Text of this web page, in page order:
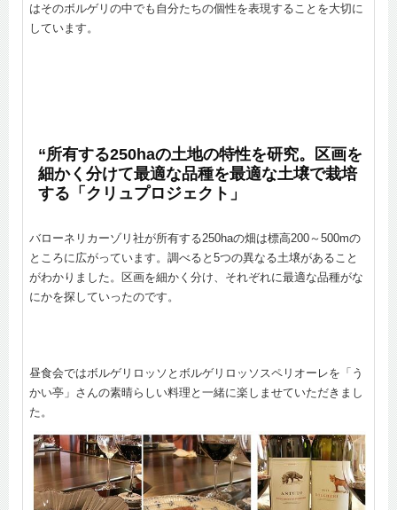
はそのボルゲリの中でも自分たちの個性を表現することを大切に
しています。
“所有する250haの土地の特性を研究。区画を
細かく分けて最適な品種を最適な土壌で栽培
する「クリュプロジェクト」
バローネリカーゾリ社が所有する250haの畑は標高200～500mの
ところに広がっています。調べると5つの異なる土壌があること
がわかりました。区画を細かく分け、それぞれに最適な品種がな
にかを探していったのです。
昼食会ではボルゲリロッソとボルゲリロッソスペリオーレを「う
かい亭」さんの素晴らしい料理と一緒に楽しませていただきまし
た。